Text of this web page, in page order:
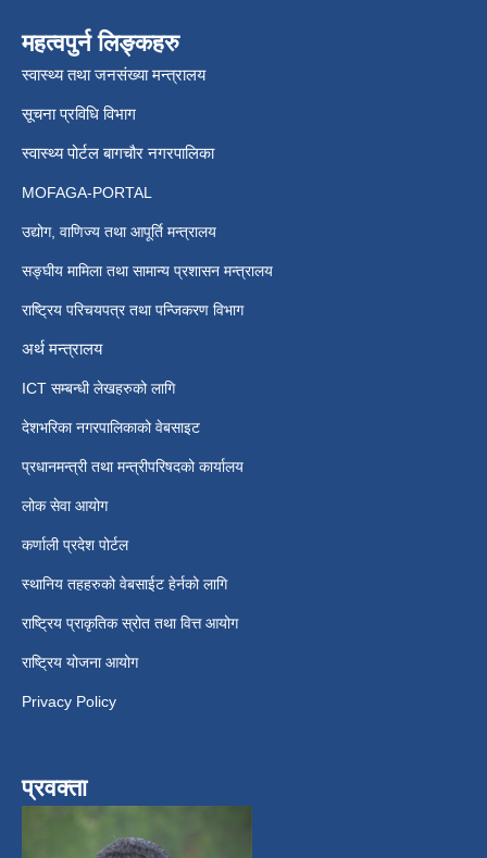
महत्वपुर्न लिङ्कहरु
स्वास्थ्य तथा जनसंख्या मन्त्रालय
सूचना प्रविधि विभाग
स्वास्थ्य पोर्टल बागचौर नगरपालिका
MOFAGA-PORTAL
उद्योग, वाणिज्य तथा आपूर्ति मन्त्रालय
सङ्घीय मामिला तथा सामान्य प्रशासन मन्त्रालय
राष्ट्रिय परिचयपत्र तथा पन्जिकरण विभाग
अर्थ मन्त्रालय
ICT सम्बन्धी लेखहरुको लागि
देशभरिका नगरपालिकाको वेबसाइट
प्रधानमन्त्री तथा मन्त्रीपरिषदको कार्यालय
लोक सेवा आयोग
कर्णाली प्रदेश पोर्टल
स्थानिय तहहरुको वेबसाईट हेर्नको लागि
राष्ट्रिय प्राकृतिक स्रोत तथा वित्त आयोग
राष्ट्रिय योजना आयोग
Privacy Policy
प्रवक्ता